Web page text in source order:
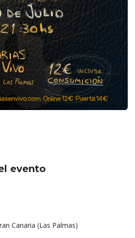
evento
Canaria (Las Palmas)